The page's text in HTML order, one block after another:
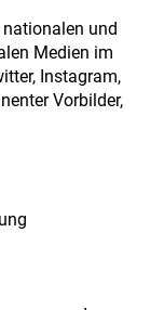
und
Medien im
Instagram,
Vorbilder,